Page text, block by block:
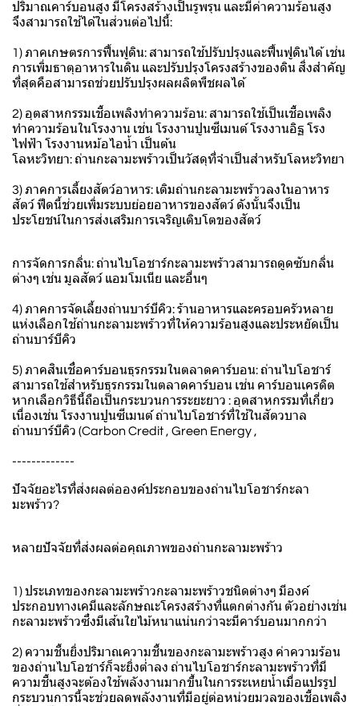
ปริมาณคาร์บอนสูง มีโครงสร้างเป็นรูพรุน และมีค่าความร้อนสูง
จึงสามารถใช้ได้ในส่วนต่อไปนี้:
1) ภาคเกษตรการฟื้นฟูดิน: สามารถใช้ปรับปรุงและฟื้นฟูดินได้ เช่น
การเพิ่มธาตุอาหารในดิน และปรับปรุงโครงสร้างของดิน สิ่งสำคัญ
ที่สุดคือสามารถช่วยปรับปรุงผลผลิตพืชผลได้
2) อุตสาหกรรมเชื้อเพลิงทำความร้อน: สามารถใช้เป็นเชื้อเพลิง
ทำความร้อนในโรงงาน เช่น โรงงานปูนซีเมนต์ โรงงานอิฐ โรง
ไฟฟ้า โรงงานหม้อไอน้ำ เป็นต้น
โลหะวิทยา: ถ่านกะลามะพร้าวเป็นวัสดุที่จำเป็นสำหรับโลหะวิทยา
3) ภาคการเลี้ยงสัตว์อาหาร: เติมถ่านกะลามะพร้าวลงในอาหาร
สัตว์ ฟีดนี้ช่วยเพิ่มระบบย่อยอาหารของสัตว์ ดังนั้นจึงเป็น
ประโยชน์ในการส่งเสริมการเจริญเติบโตของสัตว์
การจัดการกลิ่น: ถ่านไบโอชาร์กะลามะพร้าวสามารถดูดซับกลิ่น
ต่างๆ เช่น มูลสัตว์ แอมโมเนีย และอื่นๆ
4) ภาคการจัดเลี้ยงถ่านบาร์บีคิว: ร้านอาหารและครอบครัวหลาย
แห่งเลือกใช้ถ่านกะลามะพร้าวที่ให้ความร้อนสูงและประหยัดเป็น
ถ่านบาร์บีคิว
5) ภาคสินเชื่อคาร์บอนธุรกรรมในตลาดคาร์บอน: ถ่านไบโอชาร์
สามารถใช้สำหรับธุรกรรมในตลาดคาร์บอน เช่น คาร์บอนเครดิต
หากเลือกวิธีนี้ถือเป็นกระบวนการระยะยาว : อุตสาหกรรมที่เกี่ยว
เนื่องเช่น โรงงานปูนซีเมนต์ ถ่านไบโอชาร์ที่ใช้ในสัตวบาล
ถ่านบาร์บีคิว (Carbon Credit , Green Energy ,
-------------
ปัจจัยอะไรที่ส่งผลต่อองค์ประกอบของถ่านไบโอชาร์กะลา
มะพร้าว?
หลายปัจจัยที่ส่งผลต่อคุณภาพของถ่านกะลามะพร้าว
1) ประเภทของกะลามะพร้าวกะลามะพร้าวชนิดต่างๆ มีองค์
ประกอบทางเคมีและลักษณะโครงสร้างที่แตกต่างกัน ตัวอย่างเช่น
กะลามะพร้าวซึ่งมีเส้นใยไม้หนาแน่นกว่าจะมีคาร์บอนมากกว่า
2) ความชื้นยิ่งปริมาณความชื้นของกะลามะพร้าวสูง ค่าความร้อน
ของถ่านไบโอชาร์ก็จะยิ่งต่ำลง ถ่านไบโอชาร์กะลามะพร้าวที่มี
ความชื้นสูงจะต้องใช้พลังงานมากขึ้นในการระเหยน้ำเมื่อแปรรูป
กระบวนการนี้จะช่วยลดพลังงานที่มีอยู่ต่อหน่วยมวลของเชื้อเพลิง